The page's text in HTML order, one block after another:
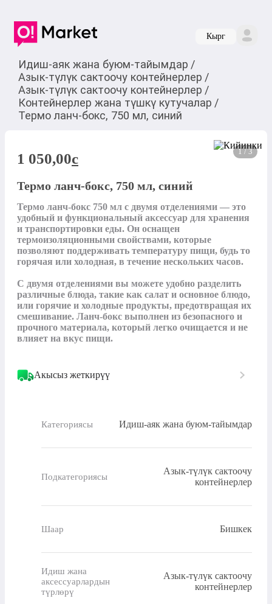
Кырг
Идиш-аяк жана буюм-тайымдар /
Азык-түлүк сактоочу контейнерлер /
Азык-түлүк сактоочу контейнерлер /
Контейнерлер жана түшкү кутучалар /
Термо ланч-бокс, 750 мл, синий
1 / 3
1 050,00c
Термо ланч-бокс, 750 мл, синий
Термо ланч-бокс 750 мл с двумя отделениями — это
удобный и функциональный аксессуар для хранения
и транспортировки еды. Он оснащен
термоизоляционными свойствами, которые
позволяют поддерживать температуру пищи, будь то
горячая или холодная, в течение нескольких часов.
С двумя отделениями вы можете удобно разделить
различные блюда, такие как салат и основное блюдо,
или горячие и холодные продукты, предотвращая их
смешивание. Ланч-бокс выполнен из безопасного и
прочного материала, который легко очищается и не
влияет на вкус пищи.
Акысыз жеткирүү
Категориясы Идиш-аяк жана буюм-тайымдар
Подкатегориясы
Азык-түлүк сактоочу
контейнерлер
Шаар Бишкек
Идиш жана
аксессуарлардын
түрлөрү
Азык-түлүк сактоочу
контейнерлер